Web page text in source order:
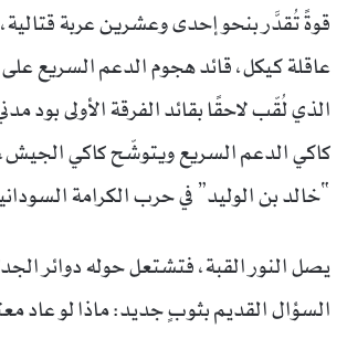
قوةً تُقدَّر بنحو إحدى وعشرين عربة قتالية،
عاقلة كيكل، قائد هجوم الدعم السريع على
الذي لُقّب لاحقًا بقائد الفرقة الأولى بود
كاكي الدعم السريع ويتوشّح كاكي
“خالد بن الوليد” في حرب الكرامة
يصل النور القبة، فتشتعل حوله دوائر
السؤال القديم بثوبٍ جديد: ماذا لو عاد